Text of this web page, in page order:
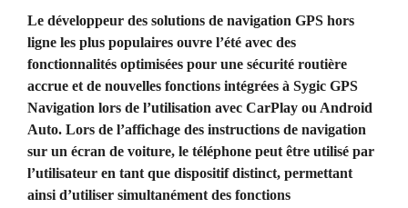
Le développeur des solutions de navigation GPS hors
ligne les plus populaires ouvre l’été avec des
fonctionnalités optimisées pour une sécurité routière
accrue et de nouvelles fonctions intégrées à Sygic GPS
Navigation lors de l’utilisation avec CarPlay ou Android
Auto. Lors de l’affichage des instructions de navigation
sur un écran de voiture, le téléphone peut être utilisé par
l’utilisateur en tant que dispositif distinct, permettant
ainsi d’utiliser simultanément des fonctions